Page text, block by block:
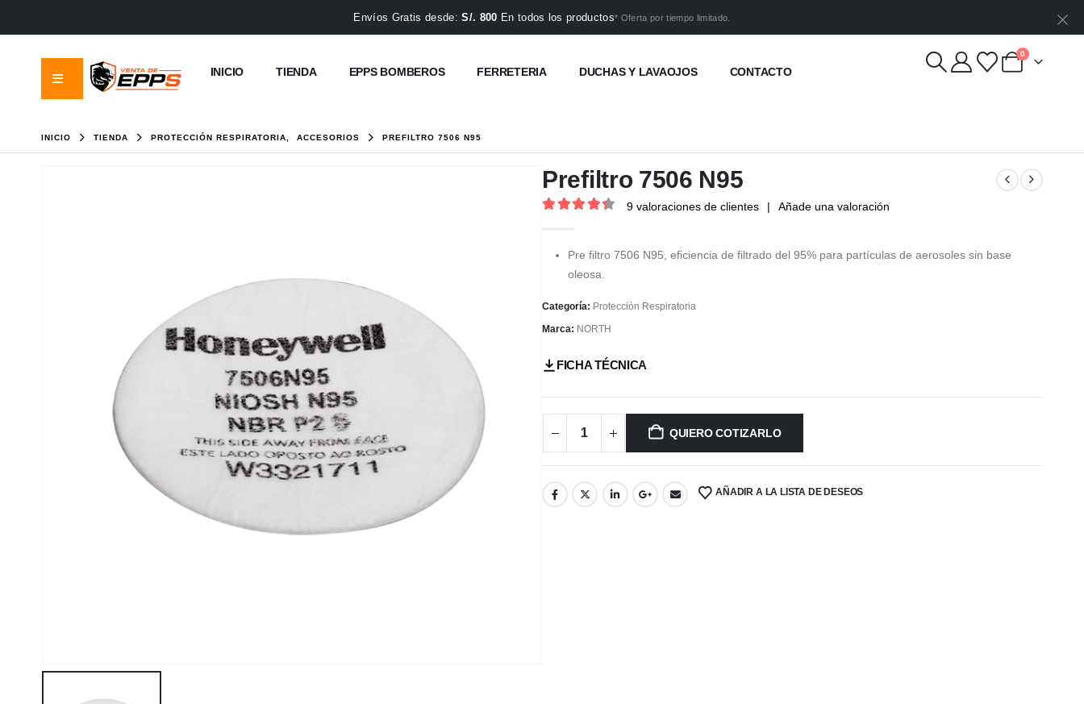
Envíos Gratis desde:S/. 800 En todos los productos* Oferta por tiempo limitado.
INICIO TIENDA EPPS BOMBEROS FERRETERIA DUCHAS Y LAVAOJOS CONTACTO
0
INICIO TIENDA PROTECCIÓN RESPIRATORIA ACCESORIOS PREFILTRO 7506 N95
Prefiltro 7506 N95
9valoraciones de clientes | Añade una valoración
Pre filtro 7506 N95, eficiencia de filtrado del 95% para partículas de aerosoles sin base
oleosa.
Categoría: Protección Respiratoria
Marca: NORTH
FICHA TÉCNICA
QUIERO COTIZARLO
AÑADIR A LA LISTA DE DESEOS